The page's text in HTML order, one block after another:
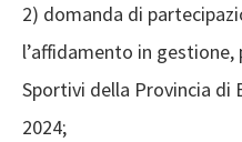
2) domanda di
l’affidamento in
Sportivi della Provincia di
2024;